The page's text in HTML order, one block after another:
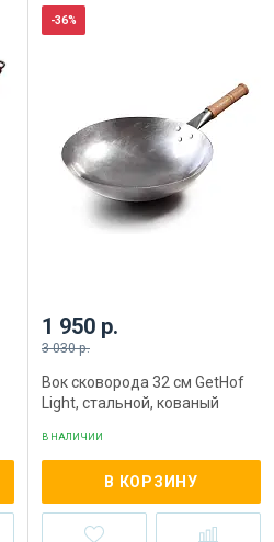
1 950 р.
3 030 р.
Вок сковорода 32 см GetHof
Light, стальной, кованый
В НАЛИЧИИ
В КОРЗИНУ
-36%